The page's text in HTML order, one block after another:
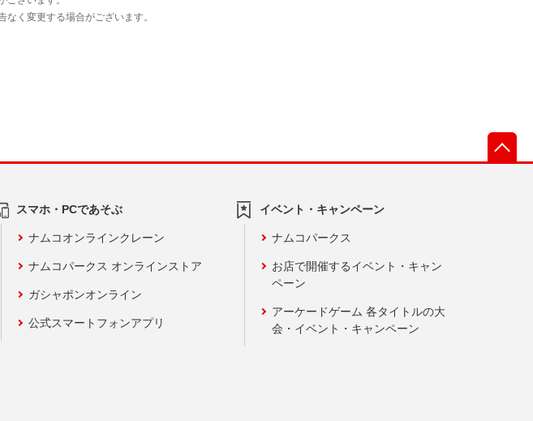
スマホ・PCであそぶ
ナムコオンラインクレーン
ナムコパークス オンラインストア
ガシャポンオンライン
公式スマートフォンアプリ
イベント・キャンペーン
ナムコパークス
お店で開催するイベント・キャン
ペーン
アーケードゲーム 各タイトルの大
会・イベント・キャンペーン